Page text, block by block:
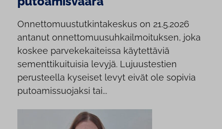
Onnettomuustutkintakeskus on 21.5.2026
antanut onnettomuusuhkailmoituksen, joka
koskee parvekekaiteissa käytettäviä
sementtikuituisia levyjä. Lujuustestien
perusteella kyseiset levyt eivät ole sopivia
putoamissuojaksi tai...